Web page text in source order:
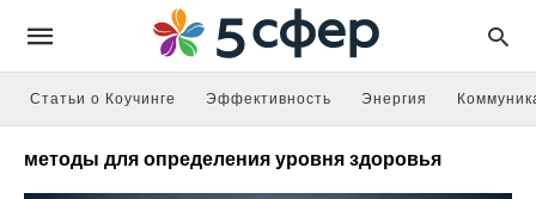
Статьи о Коучинге Эффективность Энергия
методы для определения уровня здоровья